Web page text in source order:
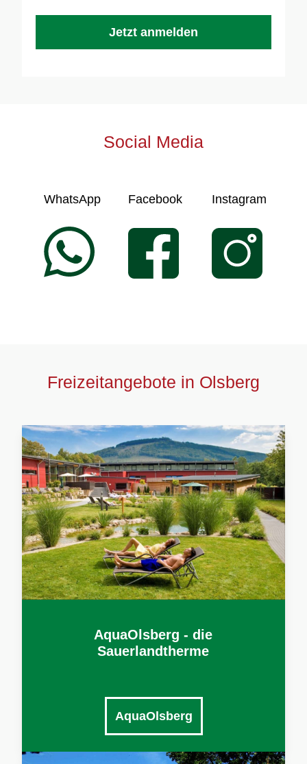
Jetzt anmelden
Social Media
WhatsApp Facebook Instagram
Freizeitangebote in Olsberg
AquaOlsberg - die
Sauerlandtherme
AquaOlsberg